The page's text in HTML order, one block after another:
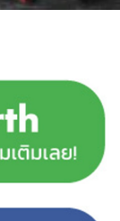
งแค่ 3 ขั้นตอน